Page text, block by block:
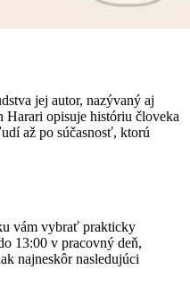
jej autor, nazývaný aj
opisuje históriu človeka
až po súčasnosť, ktorú
vám vybrať prakticky
13:00 v pracovný deň,
najneskôr nasledujúci